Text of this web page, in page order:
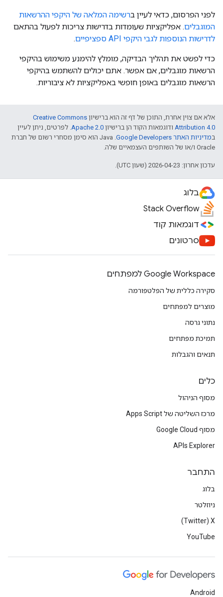
לפני הפרסום, כדאי לעיין ברשימה המלאה של היקפי ההרשאות
המוגבלים. אפליקציות שעומדות בדרישות צריכות לפעול בהתאם
לדרישות הנוספות לגבי היקפי API ספציפיים
.
כדי לפשט את תהליך הבדיקה, מומלץ להימנע משימוש בהיקפי
הרשאות מוגבלים, אם אפשר. אתם יכולים להשתמש בהיקפי
הרשאות מוגבלים באופן חופשי באפליקציות לא ציבוריות.
אלא אם צוין אחרת, התוכן של דף זה הוא ברישיון Creative Commons
Attribution 4.0 ודוגמאות הקוד הן ברישיון Apache 2.0. לפרטים, ניתן לעיין
במדיניות האתר Google Developers‏
.‏ Java הוא סימן מסחרי רשום של חברת
Oracle ו/או של השותפים העצמאיים שלה.
עדכון אחרון: 2026-04-23 (שעון UTC).
בלוג
Stack Overflow
דוגמאות קוד
סרטונים
Google Workspace למפתחים
סקירה כללית של הפלטפורמה
מוצרים למפתחים
נתוני גרסה
תמיכת מפתחים
תנאים והגבלות
כלים
מסוף הניהול
מרכז השליטה של Apps Script
מסוף Google Cloud
APIs Explorer
התחבר
בלוג
ניוזלטר
X‏ (Twitter)
YouTube
Android